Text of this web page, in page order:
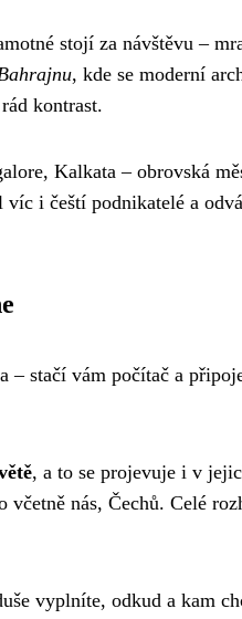
stojí za návštěvu –
, kde se moderní
kontrast.
Kalkata – obrovská
i čeští podnikatelé a
– stačí vám počítač a
, a to se projevuje i v
nás, Čechů. Celé
vyplníte, odkud a kam